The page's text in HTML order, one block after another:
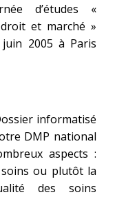
d’études «
et marché »
2005 à Paris
informatisé
DMP national
aspects :
ou plutôt la
des soins